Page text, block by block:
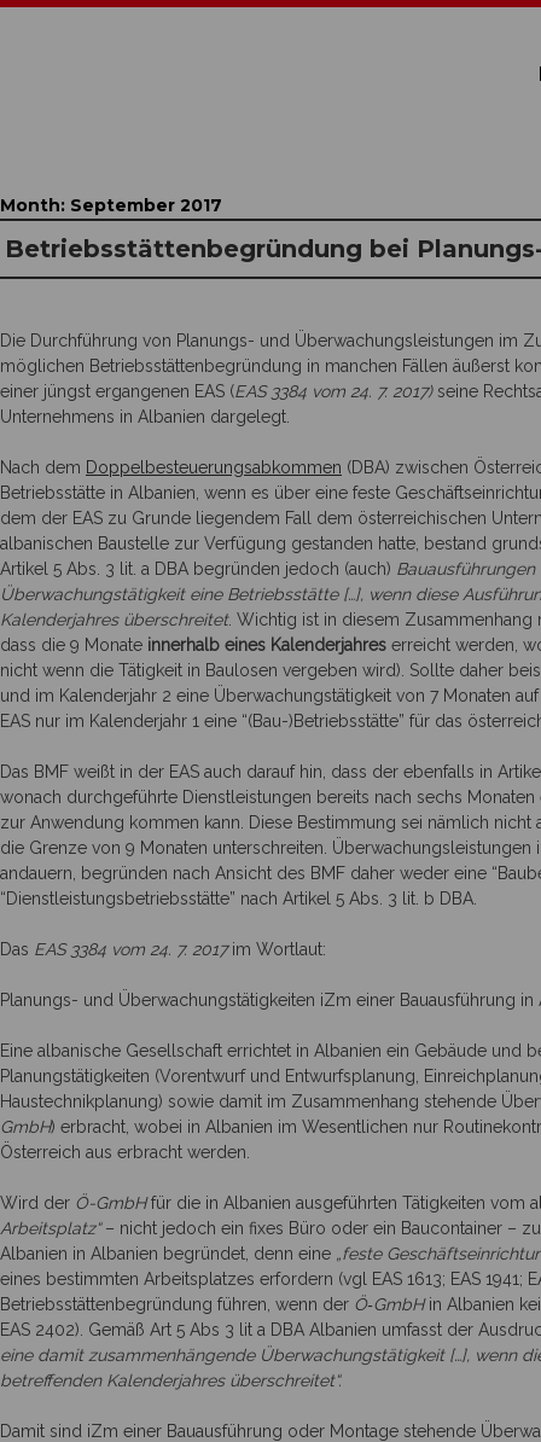
Month: September 2017
Betriebsstättenbegründung bei
Die Durchführung von Planungs- und Überwachungsleistungen im
möglichen Betriebsstättenbegründung in manchen Fällen äußerst
einer jüngst ergangenen EAS (EAS 3384 vom 24. 7. 2017)seine
Unternehmens in Albanien dargelegt.
Nach dem Doppelbesteuerungsabkommen (DBA) zwischen
Betriebsstätte in Albanien, wenn es über eine feste
dem der EAS zu Grunde liegendem Fall dem österreichischen
albanischen Baustelle zur Verfügung gestanden hatte, bestand
Artikel 5 Abs. 3 lit. a DBA begründen jedoch (auch)
Überwachungstätigkeit eine Betriebsstätte […], wenn diese
Kalenderjahres überschreitet. Wichtig ist in diesem Zusammenhang
dass die 9 Monate innerhalb eines Kalenderjahres erreicht werden,
nicht wenn die Tätigkeit in Baulosen vergeben wird). Sollte daher
und im Kalenderjahr 2 eine Überwachungstätigkeit von 7 Monaten
EAS nur im Kalenderjahr 1 eine “(Bau-)Betriebsstätte” für das
Das BMF weißt in der EAS auch darauf hin, dass der ebenfalls in
wonach durchgeführte Dienstleistungen bereits nach sechs
zur Anwendung kommen kann. Diese Bestimmung sei nämlich
die Grenze von 9 Monaten unterschreiten.
andauern, begründen nach Ansicht des BMF daher weder eine
“Dienstleistungsbetriebsstätte” nach Artikel 5 Abs. 3 lit. b DBA.
Das EAS 3384 vom 24. 7. 2017im Wortlaut:
Planungs- und Überwachungstätigkeiten iZm einer Bauausführung in
Eine albanische Gesellschaft errichtet in Albanien ein Gebäude und
Planungstätigkeiten (Vorentwurf und Entwurfsplanung,
Haustechnikplanung) sowie damit im Zusammenhang stehende
GmbH) erbracht, wobei in Albanien im Wesentlichen nur
Österreich aus erbracht werden.
Wird der Ö-GmbHfür die in Albanien ausgeführten Tätigkeiten vom
Arbeitsplatz“– nicht jedoch ein fixes Büro oder ein Baucontainer –
Albanien in Albanien begründet, denn eine „feste
eines bestimmten Arbeitsplatzes erfordern (vgl EAS 1613; EAS 1941;
Betriebsstättenbegründung führen, wenn der Ö‑GmbHin Albanien
EAS 2402). Gemäß Art 5 Abs 3 lit a DBA Albanien umfasst der
eine damit zusammenhängende Überwachungstätigkeit […], wenn
betreffenden Kalenderjahres überschreitet“.
Damit sind iZm einer Bauausführung oder Montage stehende